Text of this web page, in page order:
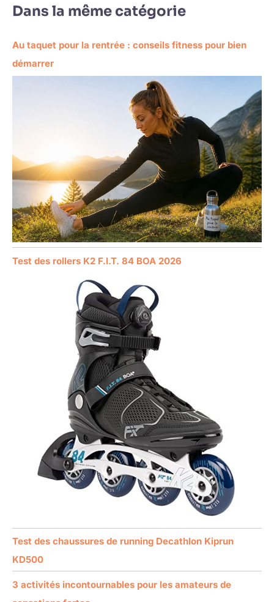
Dans la même catégorie
Au taquet pour la rentrée : conseils fitness pour bien
démarrer
Test des rollers K2 F.I.T. 84 BOA 2026
Test des chaussures de running Decathlon Kiprun
KD500
3 activités incontournables pour les amateurs de